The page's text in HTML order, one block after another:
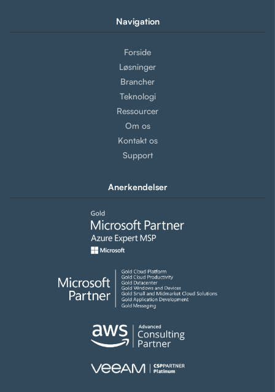
Navigation
Forside
Løsninger
Brancher
Teknologi
Ressourcer
Om os
Kontakt os
Support
Anerkendelser